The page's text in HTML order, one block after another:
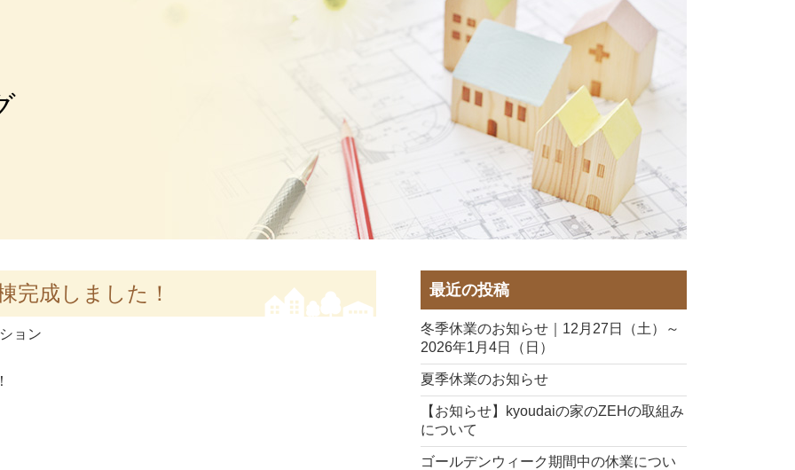
完成しました！
ョン
最近の投稿
冬季休業のお知らせ｜12月27日（土）～
2026年1月4日（日）
夏季休業のお知らせ
【お知らせ】kyoudaiの家のZEHの取組み
について
ゴールデンウィーク期間中の休業につい